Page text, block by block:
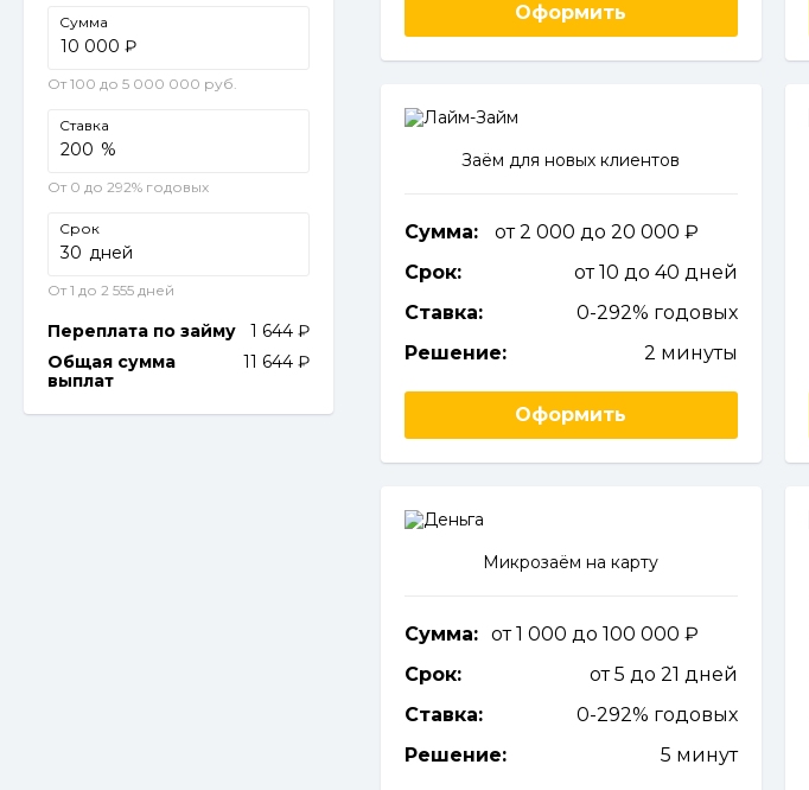
Сумма
₽
От 100 до 5 000 000 руб.
Ставка
%
От 0 до 292% годовых
Срок
дней
От 1 до 2 555 дней
Переплата по займу
1 644
Общая сумма
выплат
11 644
Оформить
Заём для новых клиентов
Сумма:
от 2 000 до 20 000
Срок:
от 10 до 40 дней
Ставка:
0-292% годовых
Решение:
2 минуты
Оформить
Микрозаём на карту
Сумма: от 1 000 до 100 000
Срок:
от 5 до 21 дней
Ставка:
0-292% годовых
Решение:
5 минут